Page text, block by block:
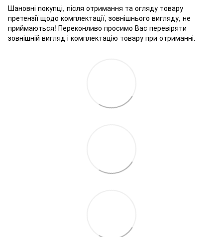
Шановні покупці, після отримання та огляду товару
претензії щодо комплектації, зовнішнього вигляду, не
приймаються! Переконливо просимо Вас перевіряти
зовнішній вигляд і комплектацію товару при отриманні.